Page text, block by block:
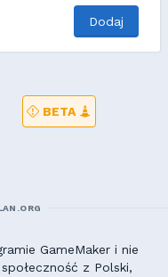
Dodaj
BETA
GameMaker i nie
z Polski,